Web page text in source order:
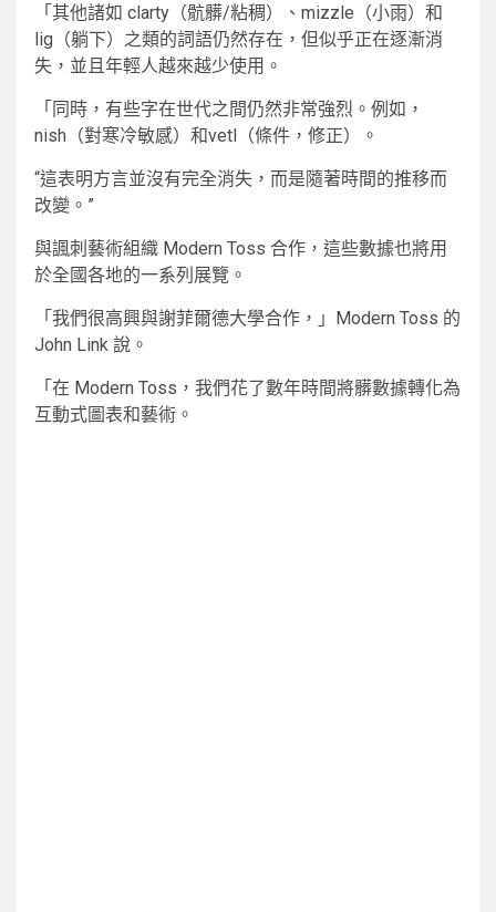
「其他諸如 clarty（骯髒/粘稠）、mizzle（小雨）和
lig（躺下）之類的詞語仍然存在，但似乎正在逐漸消
失，並且年輕人越來越少使用。
「同時，有些字在世代之間仍然非常強烈。例如，
nish（對寒冷敏感）和vetl（條件，修正）。
“這表明方言並沒有完全消失，而是隨著時間的推移而
改變。”
與諷刺藝術組織 Modern Toss 合作，這些數據也將用
於全國各地的一系列展覽。
「我們很高興與謝菲爾德大學合作，」Modern Toss 的
John Link 說。
「在 Modern Toss，我們花了數年時間將髒數據轉化為
互動式圖表和藝術。